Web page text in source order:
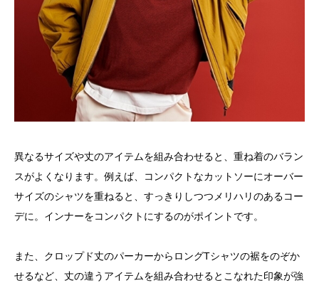
異なるサイズや丈のアイテムを組み合わせると、重ね着のバラン
スがよくなります。例えば、コンパクトなカットソーにオーバー
サイズのシャツを重ねると、すっきりしつつメリハリのあるコー
デに。インナーをコンパクトにするのがポイントです。
また、クロップド丈のパーカーからロングTシャツの裾をのぞか
せるなど、丈の違うアイテムを組み合わせるとこなれた印象が強